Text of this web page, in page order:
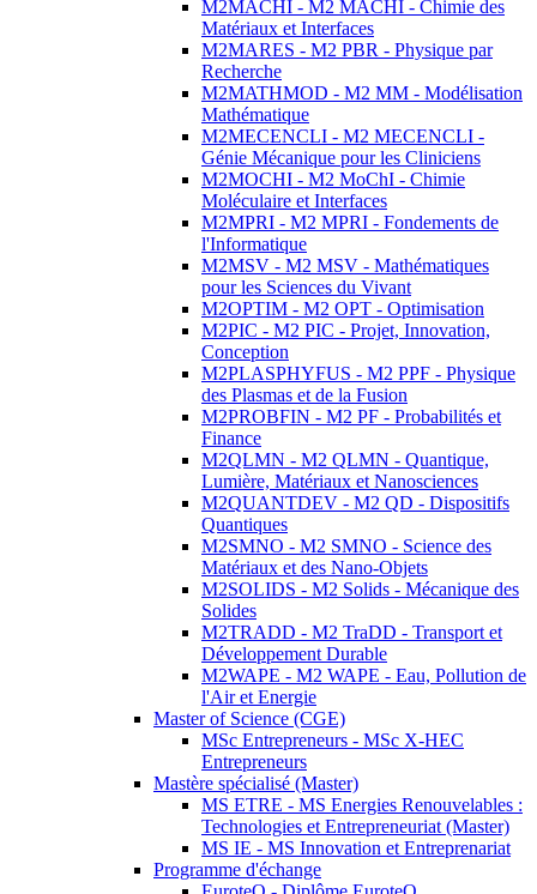
M2MACHI - M2 MACHI - Chimie des
Matériaux et Interfaces
M2MARES - M2 PBR - Physique par
Recherche
M2MATHMOD - M2 MM - Modélisation
Mathématique
M2MECENCLI - M2 MECENCLI -
Génie Mécanique pour les Cliniciens
M2MOCHI - M2 MoChI - Chimie
Moléculaire et Interfaces
M2MPRI - M2 MPRI - Fondements de
l'Informatique
M2MSV - M2 MSV - Mathématiques
pour les Sciences du Vivant
M2OPTIM - M2 OPT - Optimisation
M2PIC - M2 PIC - Projet, Innovation,
Conception
M2PLASPHYFUS - M2 PPF - Physique
des Plasmas et de la Fusion
M2PROBFIN - M2 PF - Probabilités et
Finance
M2QLMN - M2 QLMN - Quantique,
Lumière, Matériaux et Nanosciences
M2QUANTDEV - M2 QD - Dispositifs
Quantiques
M2SMNO - M2 SMNO - Science des
Matériaux et des Nano-Objets
M2SOLIDS - M2 Solids - Mécanique des
Solides
M2TRADD - M2 TraDD - Transport et
Développement Durable
M2WAPE - M2 WAPE - Eau, Pollution de
l'Air et Energie
Master of Science (CGE)
MSc Entrepreneurs - MSc X-HEC
Entrepreneurs
Mastère spécialisé (Master)
MS ETRE - MS Energies Renouvelables :
Technologies et Entrepreneuriat (Master)
MS IE - MS Innovation et Entreprenariat
Programme d'échange